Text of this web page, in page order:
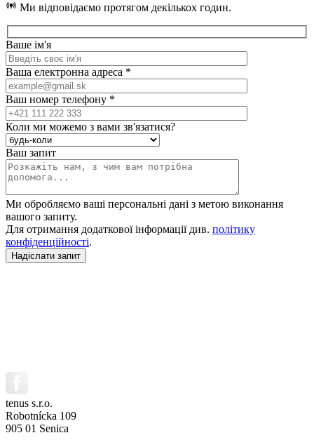
Ми відповідаємо протягом декількох годин.
Ваше ім'я
Ваша електронна адреса *
Ваш номер телефону *
Коли ми можемо з вами зв'язатися?
Ваш запит
Ми обробляємо ваші персональні дані з метою виконання
вашого запиту.
Для отримання додаткової інформації див. політику
конфіденційності.
tenus s.r.o.
Robotnícka 109
905 01 Senica